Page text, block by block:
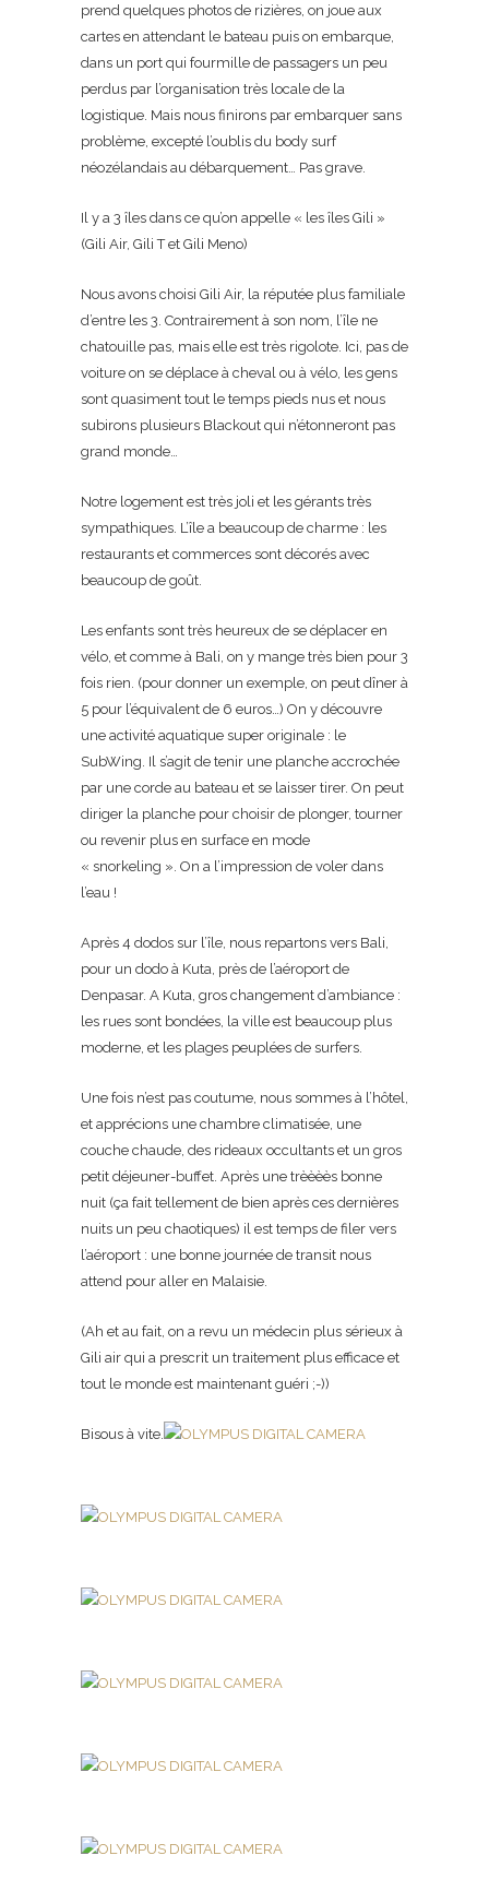
prend quelques photos de rizières, on joue aux
cartes en attendant le bateau puis on embarque,
dans un port qui fourmille de passagers un peu
perdus par l’organisation très locale de la
logistique. Mais nous finirons par embarquer sans
problème, excepté l’oublis du body surf
néozélandais au débarquement… Pas grave.
Il y a 3 îles dans ce qu’on appelle « les îles Gili »
(Gili Air, Gili T et Gili Meno)
Nous avons choisi Gili Air, la réputée plus familiale
d’entre les 3. Contrairement à son nom, l’île ne
chatouille pas, mais elle est très rigolote. Ici, pas de
voiture on se déplace à cheval ou à vélo, les gens
sont quasiment tout le temps pieds nus et nous
subirons plusieurs Blackout qui n’étonneront pas
grand monde…
Notre logement est très joli et les gérants très
sympathiques. L’île a beaucoup de charme : les
restaurants et commerces sont décorés avec
beaucoup de goût.
Les enfants sont très heureux de se déplacer en
vélo, et comme à Bali, on y mange très bien pour 3
fois rien. (pour donner un exemple, on peut dîner à
5 pour l’équivalent de 6 euros…) On y découvre
une activité aquatique super originale : le
SubWing. Il s’agit de tenir une planche accrochée
par une corde au bateau et se laisser tirer. On peut
diriger la planche pour choisir de plonger, tourner
ou revenir plus en surface en mode
« snorkeling ». On a l’impression de voler dans
l’eau !
Après 4 dodos sur l’île, nous repartons vers Bali,
pour un dodo à Kuta, près de l’aéroport de
Denpasar. A Kuta, gros changement d’ambiance :
les rues sont bondées, la ville est beaucoup plus
moderne, et les plages peuplées de surfers.
Une fois n’est pas coutume, nous sommes à l’hôtel,
et apprécions une chambre climatisée, une
couche chaude, des rideaux occultants et un gros
petit déjeuner-buffet. Après une trèèèès bonne
nuit (ça fait tellement de bien après ces dernières
nuits un peu chaotiques) il est temps de filer vers
l’aéroport : une bonne journée de transit nous
attend pour aller en Malaisie.
(Ah et au fait, on a revu un médecin plus sérieux à
Gili air qui a prescrit un traitement plus efficace et
tout le monde est maintenant guéri ;-))
Bisous à vite.